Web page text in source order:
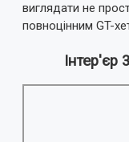
виглядати не
повноцінним GT-
Інтер'єр